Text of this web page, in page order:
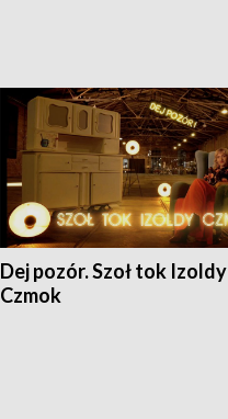
Dej pozór. Szoł tok Izoldy
Czmok